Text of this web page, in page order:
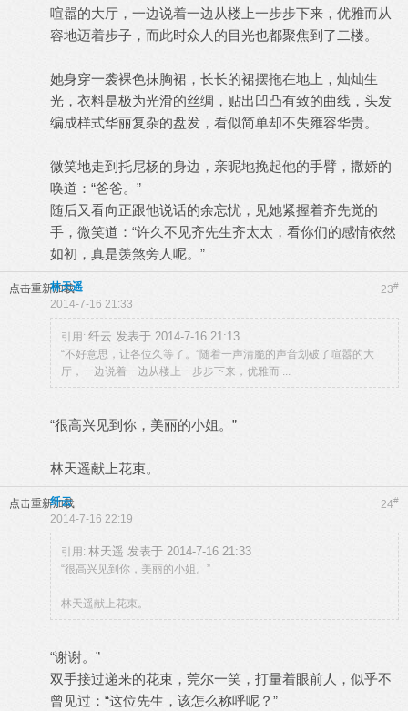
喧嚣的大厅，一边说着一边从楼上一步步下来，优雅而从
容地迈着步子，而此时众人的目光也都聚焦到了二楼。
她身穿一袭裸色抹胸裙，长长的裙摆拖在地上，灿灿生
光，衣料是极为光滑的丝绸，贴出凹凸有致的曲线，头发
编成样式华丽复杂的盘发，看似简单却不失雍容华贵。
微笑地走到托尼杨的身边，亲昵地挽起他的手臂，撒娇的
唤道：“爸爸。”
随后又看向正跟他说话的余忘忧，见她紧握着齐先觉的
手，微笑道：“许久不见齐先生齐太太，看你们的感情依然
如初，真是羡煞旁人呢。”
点击重新加载 23#
林天遥
2014-7-16 21:33
引用: 纤云 发表于 2014-7-16 21:13
“不好意思，让各位久等了。”随着一声清脆的声音划破了喧嚣的大
厅，一边说着一边从楼上一步步下来，优雅而 ...
“很高兴见到你，美丽的小姐。”
林天遥献上花束。
点击重新加载 24#
纤云
2014-7-16 22:19
引用: 林天遥 发表于 2014-7-16 21:33
“很高兴见到你，美丽的小姐。”
林天遥献上花束。
“谢谢。”
双手接过递来的花束，莞尔一笑，打量着眼前人，似乎不
曾见过：“这位先生，该怎么称呼呢？”